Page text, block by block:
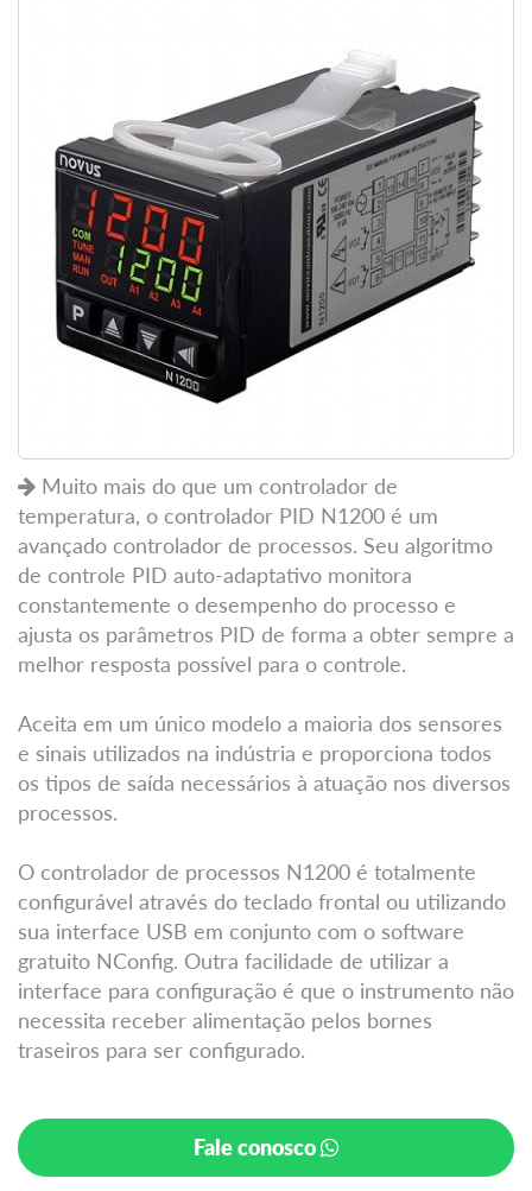
Muito mais do que um controlador de
temperatura, o controlador PID N1200 é um
avançado controlador de processos. Seu algoritmo
de controle PID auto-adaptativo monitora
constantemente o desempenho do processo e
ajusta os parâmetros PID de forma a obter sempre a
melhor resposta possível para o controle.
Aceita em um único modelo a maioria dos sensores
e sinais utilizados na indústria e proporciona todos
os tipos de saída necessários à atuação nos diversos
processos.
O controlador de processos N1200 é totalmente
configurável através do teclado frontal ou utilizando
sua interface USB em conjunto com o software
gratuito NConfig. Outra facilidade de utilizar a
interface para configuração é que o instrumento não
necessita receber alimentação pelos bornes
traseiros para ser configurado.
Fale conosco